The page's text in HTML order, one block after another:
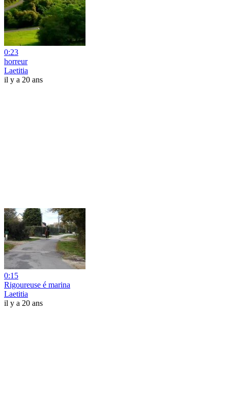
0:23
horreur
Laetitia
il y a 20 ans
0:15
Rigoureuse é marina
Laetitia
il y a 20 ans